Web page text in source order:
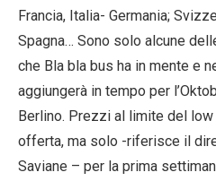
Francia, Italia- Germania;
Spagna… Sono solo alcune
che Bla bla bus ha in mente e
aggiungerà in tempo per
Berlino. Prezzi al limite del
offerta, ma solo -riferisce il
Saviane – per la prima